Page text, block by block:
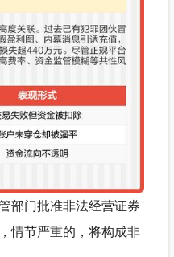
部门批准非法经营证券
情节严重的，将构成非